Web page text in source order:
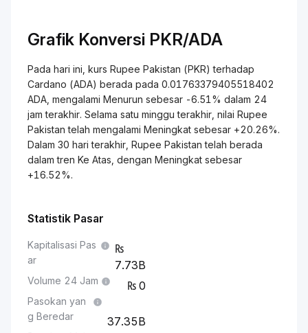
Grafik Konversi PKR/ADA
Pada hari ini, kurs Rupee Pakistan (PKR) terhadap
Cardano (ADA) berada pada 0.01763379405518402
ADA, mengalami Menurun sebesar -6.51% dalam 24
jam terakhir. Selama satu minggu terakhir, nilai Rupee
Pakistan telah mengalami Meningkat sebesar +20.26%.
Dalam 30 hari terakhir, Rupee Pakistan telah berada
dalam tren Ke Atas, dengan Meningkat sebesar
+16.52%.
Statistik Pasar
Kapitalisasi Pas
ar
7.73B
Volume 24 Jam 0
Pasokan yan
g Beredar
37.35B